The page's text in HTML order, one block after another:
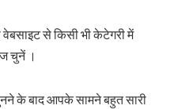
से किसी भी केटेगरी में
चुनें ।
के बाद आपके सामने बहुत सारी